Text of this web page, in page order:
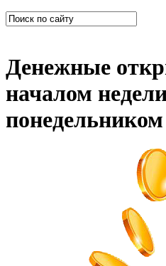
Денежные
началом
понедельником